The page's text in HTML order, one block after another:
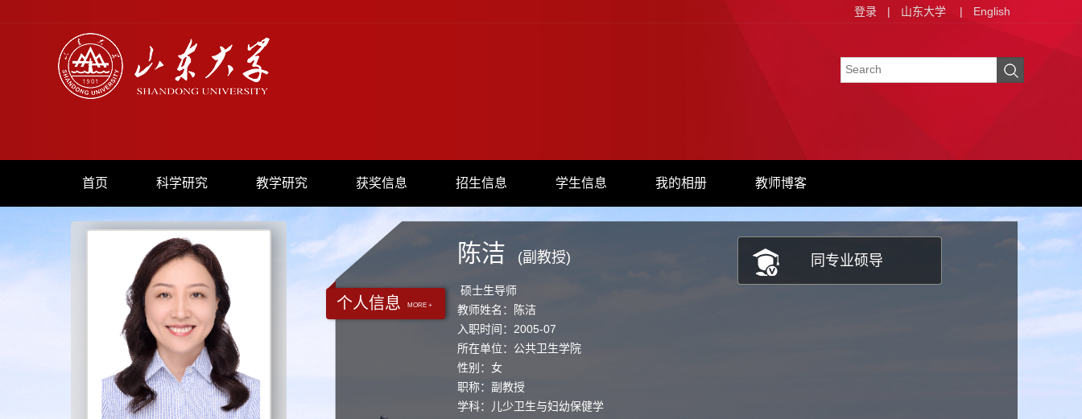
登录 | 山东大学 | English
首页 科学研究 教学研究 获奖信息 招生信息 学生信息 我的相册 教师博客
个人信息 MORE +
陈洁 (副教授)
硕士生导师
教师姓名：陈洁
入职时间：2005-07
所在单位：公共卫生学院
性别：女
职称：副教授
学科：儿少卫生与妇幼保健学
同专业硕导